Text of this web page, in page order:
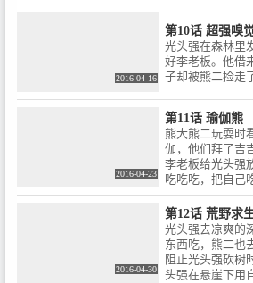
2016-04-16
第10话 超强嗅
光头强在森林里
好李老板。他借
子却被熊二捡走
2016-04-23
第11话 瑜伽熊
熊大熊二玩耍时
伽，他们拜了吉
李老板给光头强
吃吃吃，把自己
2016-04-30
第12话 荒野求
光头强去凉爽的
东西吃，熊二也
阻止光头强砍树
头强在悬崖下用